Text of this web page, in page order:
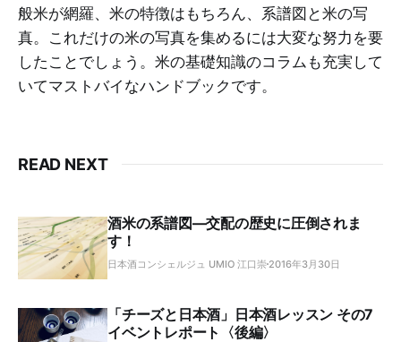
般米が網羅、米の特徴はもちろん、系譜図と米の写
真。これだけの米の写真を集めるには大変な努力を要
したことでしょう。米の基礎知識のコラムも充実して
いてマストバイなハンドブックです。
READ NEXT
酒米の系譜図―交配の歴史に圧倒されま
す！
日本酒コンシェルジュ UMIO 江口崇 2016年3月30日
「チーズと日本酒」日本酒レッスン その7
イベントレポート〈後編〉